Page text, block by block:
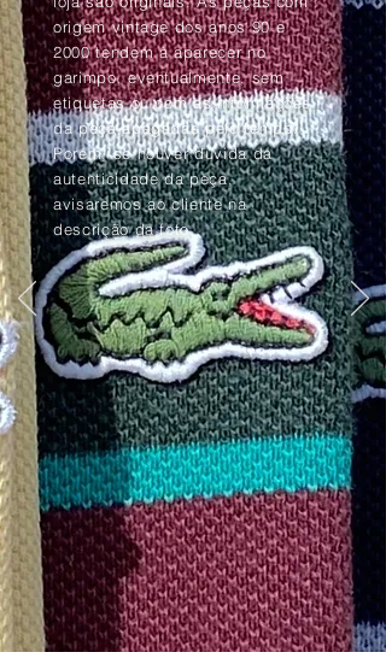
origem vintage dos anos 90 e
2000 tendem à aparecer no
garimpo, eventualmente, sem
etiquetas ou com as informações
da peça apagadas pelo tempo.
Porém, se houver dúvida da
autenticidade da peça,
avisaremos ao cliente na
descrição da foto.